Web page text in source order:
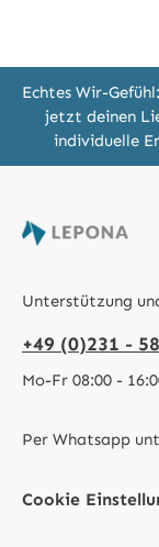
Echtes Wir-
jetzt deinen
individuelle
Unterstützung
+49 (0)231 -
Mo-Fr 08:00 -
Per Whatsapp
Cookie